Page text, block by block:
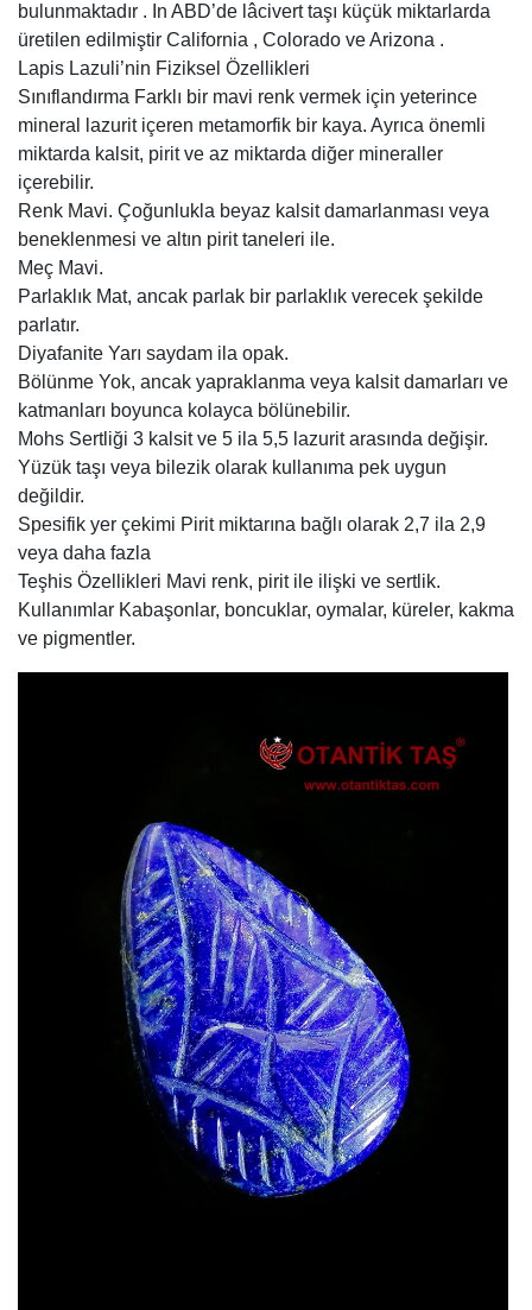
bulunmaktadır . In ABD’de lâcivert taşı küçük miktarlarda
üretilen edilmiştir California , Colorado ve Arizona .
Lapis Lazuli’nin Fiziksel Özellikleri
Sınıflandırma Farklı bir mavi renk vermek için yeterince
mineral lazurit içeren metamorfik bir kaya. Ayrıca önemli
miktarda kalsit, pirit ve az miktarda diğer mineraller
içerebilir.
Renk Mavi. Çoğunlukla beyaz kalsit damarlanması veya
beneklenmesi ve altın pirit taneleri ile.
Meç Mavi.
Parlaklık Mat, ancak parlak bir parlaklık verecek şekilde
parlatır.
Diyafanite Yarı saydam ila opak.
Bölünme Yok, ancak yapraklanma veya kalsit damarları ve
katmanları boyunca kolayca bölünebilir.
Mohs Sertliği 3 kalsit ve 5 ila 5,5 lazurit arasında değişir.
Yüzük taşı veya bilezik olarak kullanıma pek uygun
değildir.
Spesifik yer çekimi Pirit miktarına bağlı olarak 2,7 ila 2,9
veya daha fazla
Teşhis Özellikleri Mavi renk, pirit ile ilişki ve sertlik.
Kullanımlar Kabaşonlar, boncuklar, oymalar, küreler, kakma
ve pigmentler.